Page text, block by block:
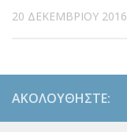
20 ΔΕΚΕΜΒΡΊΟΥ 2016
ΑΚΟΛΟΥΘΉΣΤΕ: